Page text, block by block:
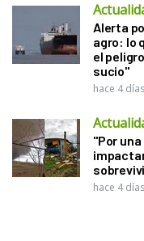
Alerta
agro: lo
el
sucio"
hace 4 días
"Por
hace 4 días